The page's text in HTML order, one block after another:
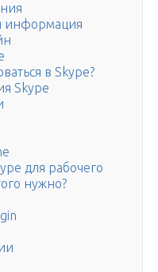
информация
в Skype?
Skype
для рабочего
нужно?